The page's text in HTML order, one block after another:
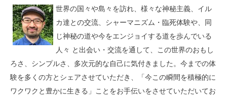
世界の国々や島々を訪れ、様々な神秘主義、イル
カ達との交流、シャーマニズム・臨死体験や、同
じ神秘の道や今をエンジョイする道を歩んでいる
人々 と出会い・交流を通して、この世界のおもし
ろさ、シンプルさ、多次元的な自己に気付きました。今までの体
験を多くの方とシェアさせていただき、「今この瞬間を積極的に
ワクワクと豊かに生きる」ことをお手伝いをさせていただいてお